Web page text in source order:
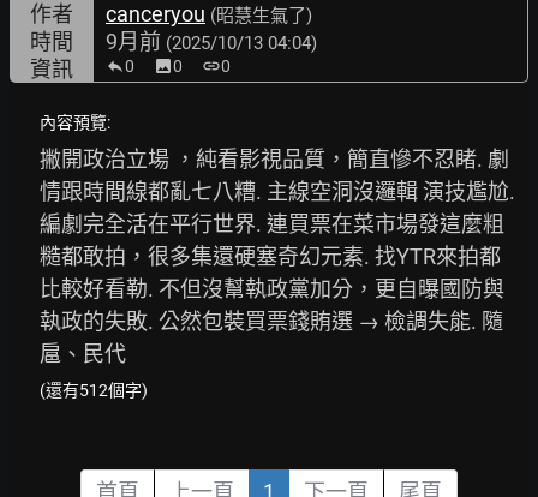
作者 canceryou (昭慧生氣了)
時間 9月前 (2025/10/13 04:04)
資訊 0 image0 link0
內容預覽:
撇開政治立場 ，純看影視品質，簡直慘不忍睹. 劇
情跟時間線都亂七八糟. 主線空洞沒邏輯 演技尷尬.
編劇完全活在平行世界. 連買票在菜市場發這麼粗
糙都敢拍，很多集還硬塞奇幻元素. 找YTR來拍都
比較好看勒. 不但沒幫執政黨加分，更自曝國防與
執政的失敗. 公然包裝買票錢賄選 → 檢調失能. 隨
扈、民代
(還有512個字)
首頁 上一頁 1 下一頁 尾頁